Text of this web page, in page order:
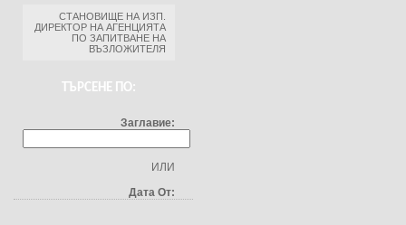
СТАНОВИЩЕ НА ИЗП.
ДИРЕКТОР НА АГЕНЦИЯТА
ПО ЗАПИТВАНЕ НА
ВЪЗЛОЖИТЕЛЯ
ТЪРСЕНЕ ПО:
Заглавие:
ИЛИ
Дата От: